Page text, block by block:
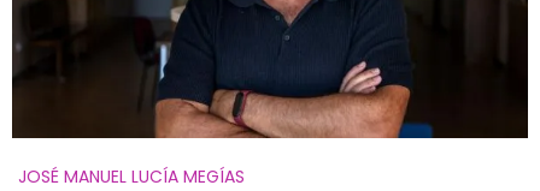
JOSÉ MANUEL LUCÍA MEGÍAS